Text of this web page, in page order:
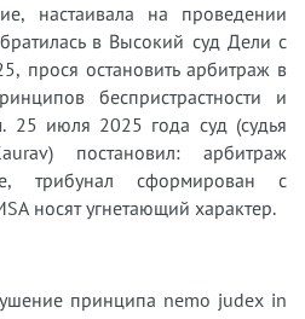
настаивала на проведении
в Высокий суд Дели с
прося остановить арбитраж в
беспристрастности и
25 июля 2025 года суд (судья
постановил: арбитраж
трибунал сформирован с
носят угнетающий характер.
принципа nemo judex in